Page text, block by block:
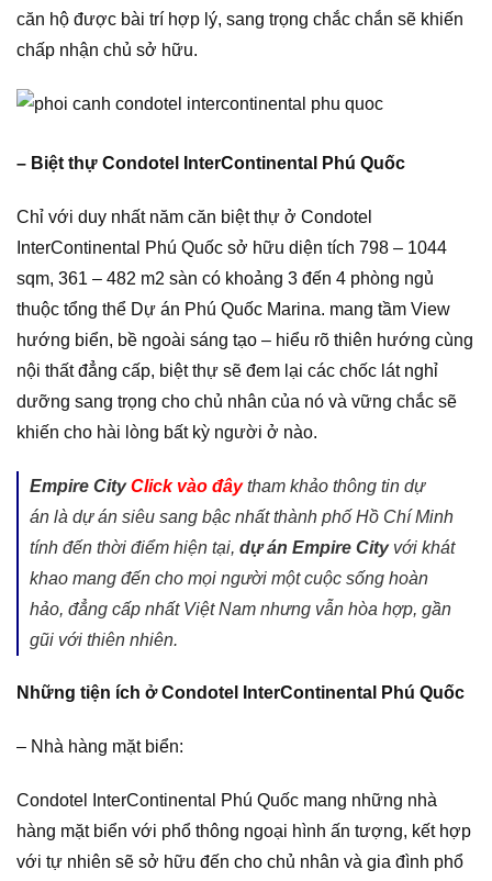
căn hộ được bài trí hợp lý, sang trọng chắc chắn sẽ khiến
chấp nhận chủ sở hữu.
– Biệt thự Condotel InterContinental Phú Quốc
Chỉ với duy nhất năm căn biệt thự ở Condotel
InterContinental Phú Quốc sở hữu diện tích 798 – 1044
sqm, 361 – 482 m2 sàn có khoảng 3 đến 4 phòng ngủ
thuộc tổng thể Dự án Phú Quốc Marina. mang tầm View
hướng biển, bề ngoài sáng tạo – hiểu rõ thiên hướng cùng
nội thất đẳng cấp, biệt thự sẽ đem lại các chốc lát nghỉ
dưỡng sang trọng cho chủ nhân của nó và vững chắc sẽ
khiến cho hài lòng bất kỳ người ở nào.
Empire CityClick vào đâytham khảo thông tin dự
án là dự án siêu sang bậc nhất thành phố Hồ Chí Minh
tính đến thời điểm hiện tại, dự án Empire Cityvới khát
khao mang đến cho mọi người một cuộc sống hoàn
hảo, đẳng cấp nhất Việt Nam nhưng vẫn hòa hợp, gần
gũi với thiên nhiên.
Những tiện ích ở Condotel InterContinental Phú Quốc
– Nhà hàng mặt biển:
Condotel InterContinental Phú Quốc mang những nhà
hàng mặt biển với phổ thông ngoại hình ấn tượng, kết hợp
với tự nhiên sẽ sở hữu đến cho chủ nhân và gia đình phổ